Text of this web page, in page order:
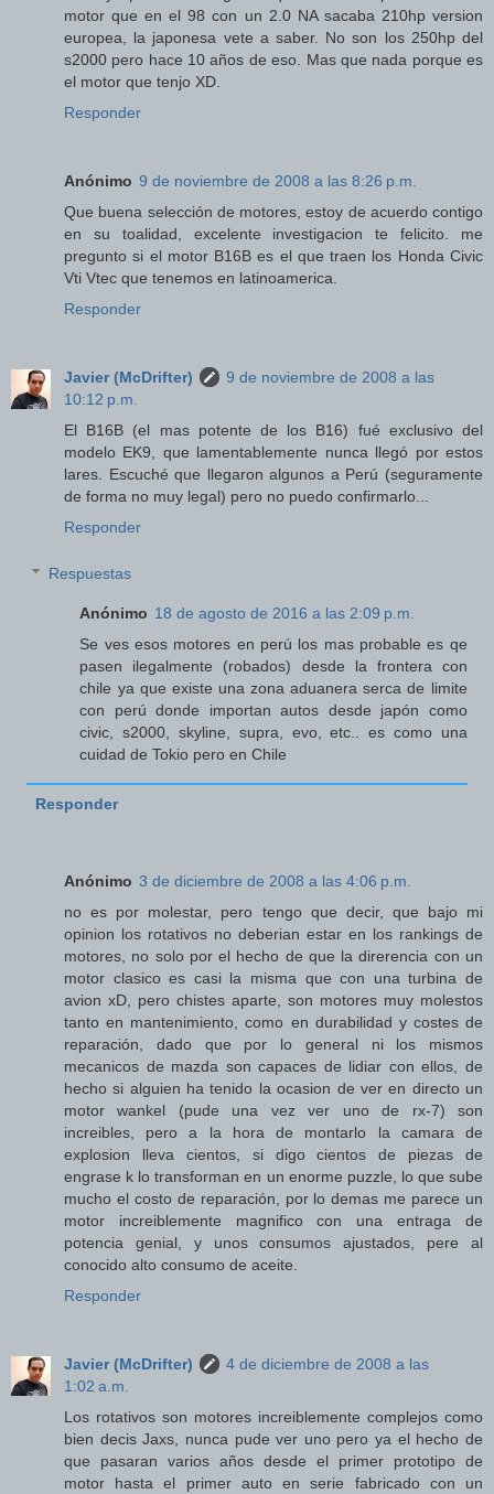
motor que en el 98 con un 2.0 NA sacaba 210hp version
europea, la japonesa vete a saber. No son los 250hp del
s2000 pero hace 10 años de eso. Mas que nada porque es
el motor que tenjo XD.
Responder
Anónimo 9 de noviembre de 2008 a las 8:26 p.m.
Que buena selección de motores, estoy de acuerdo contigo
en su toalidad, excelente investigacion te felicito. me
pregunto si el motor B16B es el que traen los Honda Civic
Vti Vtec que tenemos en latinoamerica.
Responder
Javier (McDrifter)
9 de noviembre de 2008 a las
10:12 p.m.
El B16B (el mas potente de los B16) fué exclusivo del
modelo EK9, que lamentablemente nunca llegó por estos
lares. Escuché que llegaron algunos a Perú (seguramente
de forma no muy legal) pero no puedo confirmarlo...
Responder
Respuestas
Anónimo 18 de agosto de 2016 a las 2:09 p.m.
Se ves esos motores en perú los mas probable es qe
pasen ilegalmente (robados) desde la frontera con
chile ya que existe una zona aduanera serca de limite
con perú donde importan autos desde japón como
civic, s2000, skyline, supra, evo, etc.. es como una
cuidad de Tokio pero en Chile
Responder
Anónimo 3 de diciembre de 2008 a las 4:06 p.m.
no es por molestar, pero tengo que decir, que bajo mi
opinion los rotativos no deberian estar en los rankings de
motores, no solo por el hecho de que la direrencia con un
motor clasico es casi la misma que con una turbina de
avion xD, pero chistes aparte, son motores muy molestos
tanto en mantenimiento, como en durabilidad y costes de
reparación, dado que por lo general ni los mismos
mecanicos de mazda son capaces de lidiar con ellos, de
hecho si alguien ha tenido la ocasion de ver en directo un
motor wankel (pude una vez ver uno de rx-7) son
increibles, pero a la hora de montarlo la camara de
explosion lleva cientos, si digo cientos de piezas de
engrase k lo transforman en un enorme puzzle, lo que sube
mucho el costo de reparación, por lo demas me parece un
motor increiblemente magnifico con una entraga de
potencia genial, y unos consumos ajustados, pere al
conocido alto consumo de aceite.
Responder
Javier (McDrifter)
4 de diciembre de 2008 a las
1:02 a.m.
Los rotativos son motores increiblemente complejos como
bien decis Jaxs, nunca pude ver uno pero ya el hecho de
que pasaran varios años desde el primer prototipo de
motor hasta el primer auto en serie fabricado con un